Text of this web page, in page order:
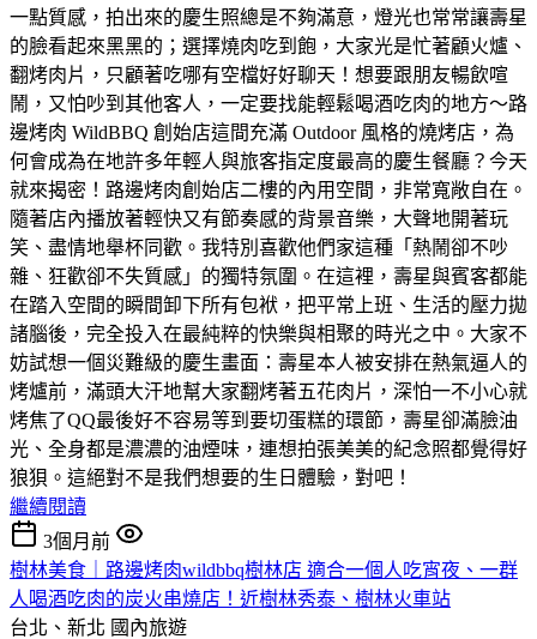
一點質感，拍出來的慶生照總是不夠滿意，燈光也常常讓壽星
的臉看起來黑黑的；選擇燒肉吃到飽，大家光是忙著顧火爐、
翻烤肉片，只顧著吃哪有空檔好好聊天！想要跟朋友暢飲喧
鬧，又怕吵到其他客人，一定要找能輕鬆喝酒吃肉的地方～路
邊烤肉 WildBBQ 創始店這間充滿 Outdoor 風格的燒烤店，為
何會成為在地許多年輕人與旅客指定度最高的慶生餐廳？今天
就來揭密！路邊烤肉創始店二樓的內用空間，非常寬敞自在。
隨著店內播放著輕快又有節奏感的背景音樂，大聲地開著玩
笑、盡情地舉杯同歡。我特別喜歡他們家這種「熱鬧卻不吵
雜、狂歡卻不失質感」的獨特氛圍。在這裡，壽星與賓客都能
在踏入空間的瞬間卸下所有包袱，把平常上班、生活的壓力拋
諸腦後，完全投入在最純粹的快樂與相聚的時光之中。大家不
妨試想一個災難級的慶生畫面：壽星本人被安排在熱氣逼人的
烤爐前，滿頭大汗地幫大家翻烤著五花肉片，深怕一不小心就
烤焦了QQ最後好不容易等到要切蛋糕的環節，壽星卻滿臉油
光、全身都是濃濃的油煙味，連想拍張美美的紀念照都覺得好
狼狽。這絕對不是我們想要的生日體驗，對吧！
繼續閱讀
3個月前
樹林美食｜路邊烤肉wildbbq樹林店 適合一個人吃宵夜、一群
人喝酒吃肉的炭火串燒店！近樹林秀泰、樹林火車站
台北、新北 國內旅遊